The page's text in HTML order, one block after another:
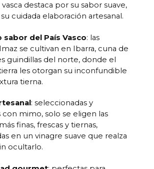
destaca por su sabor suave,
cuidada elaboración artesanal.
del País Vasco: las
se cultivan en Ibarra, cuna de
guindillas del norte, donde el
les otorgan su inconfundible
tierna.
: seleccionadas y
con mimo, solo se eligen las
finas, frescas y tiernas,
en un vinagre suave que realza
ocultarlo.